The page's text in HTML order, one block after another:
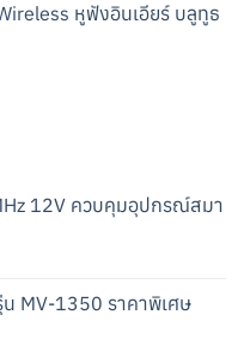
หูฟังอินเอียร์ บลูทูธ
12V ควบคุมอุปกรณ์สมา
MV-1350 ราคาพิเศษ